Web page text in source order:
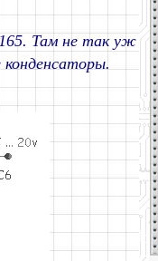
Там не так уж